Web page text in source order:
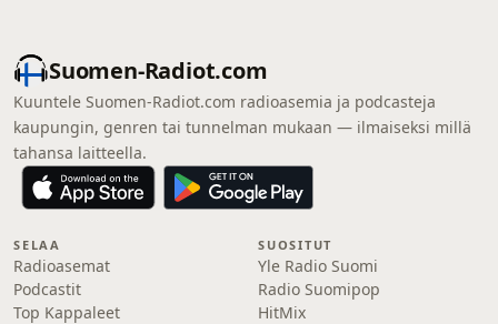
Suomen-Radiot.com
Kuuntele Suomen-Radiot.com radioasemia ja podcasteja
kaupungin, genren tai tunnelman mukaan — ilmaiseksi millä
tahansa laitteella.
SELAA
Radioasemat
Podcastit
Top Kappaleet
SUOSITUT
Yle Radio Suomi
Radio Suomipop
HitMix